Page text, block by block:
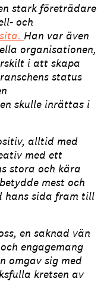
stark företrädare
och
Han var även
organisationen,
i att skapa
status
skulle inrättas i
alltid med
med ett
stora och kära
mest och
hans sida fram till
en saknad vän
engagemang
omgav sig med
kretsen av